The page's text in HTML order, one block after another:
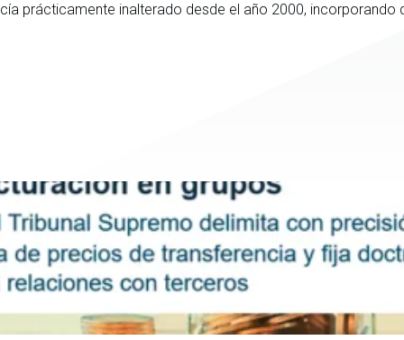
prácticamente inalterado desde el año 2000, incorporando